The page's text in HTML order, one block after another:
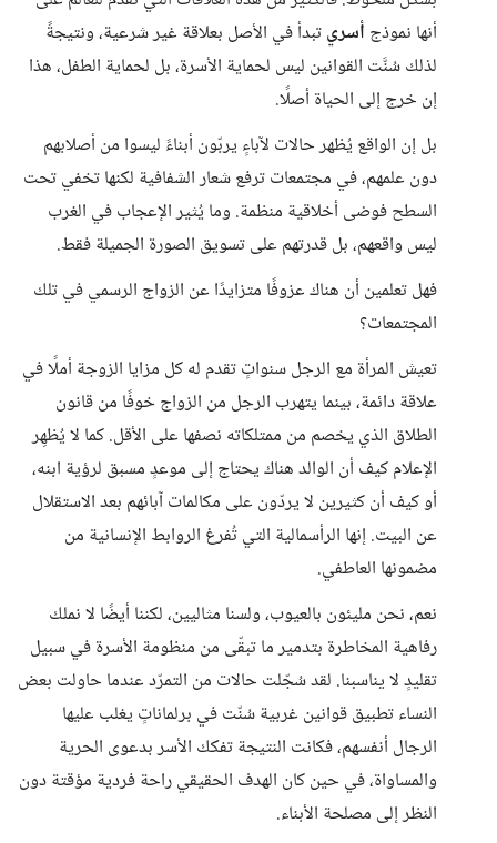
أنها نموذج أسريتبدأ في الأصل بعلاقة غير شرعية، ونتيجةً
لذلك سُنَّت القوانين ليس لحماية الأسرة، بل لحماية الطفل، هذا
إن خرج إلى الحياة أصلًا.
بل إن الواقع يُظهر حالات لآباءٍ يربّون أبناءً ليسوا من أصلابهم
دون علمهم، في مجتمعات ترفع شعار الشفافية لكنها تخفي تحت
السطح فوضى أخلاقية منظمة. وما يُثير الإعجاب في الغرب
ليس واقعهم، بل قدرتهم على تسويق الصورة الجميلة فقط.
فهل تعلمين أن هناك عزوفًا متزايدًا عن الزواج الرسمي في تلك
المجتمعات؟
تعيش المرأة مع الرجل سنواتٍ تقدم له كل مزايا الزوجة أملًا في
علاقة دائمة، بينما يتهرب الرجل من الزواج خوفًا من قانون
الطلاق الذي يخصم من ممتلكاته نصفها على الأقل. كما لا يُظهِر
الإعلام كيف أن الوالد هناك يحتاج إلى موعدٍ مسبق لرؤية ابنه،
أو كيف أن كثيرين لا يردّون على مكالمات آبائهم بعد الاستقلال
عن البيت. إنها الرأسمالية التي تُفرغ الروابط الإنسانية من
مضمونها العاطفي.
نعم، نحن مليئون بالعيوب، ولسنا مثاليين، لكننا أيضًا لا نملك
رفاهية المخاطرة بتدمير ما تبقّى من منظومة الأسرة في سبيل
تقليدٍ لا يناسبنا. لقد سُجّلت حالات من التمرّد عندما حاولت بعض
النساء تطبيق قوانين غربية سُنّت في برلماناتٍ يغلب عليها
الرجال أنفسهم، فكانت النتيجة تفكك الأسر بدعوى الحرية
والمساواة، في حين كان الهدف الحقيقي راحة فردية مؤقتة دون
النظر إلى مصلحة الأبناء.